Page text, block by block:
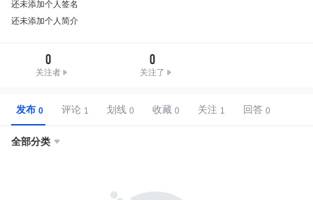
还未添加个人签名
还未添加个人简介
0
关注者
0
关注了
发布 评论 划线 收藏 关注 回答
全部分类 